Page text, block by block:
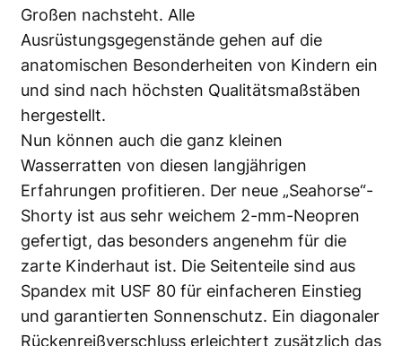
Großen nachsteht. Alle
Ausrüstungsgegenstände gehen auf die
anatomischen Besonderheiten von Kindern ein
und sind nach höchsten Qualitätsmaßstäben
hergestellt.
Nun können auch die ganz kleinen
Wasserratten von diesen langjährigen
Erfahrungen profitieren. Der neue „Seahorse“-
Shorty ist aus sehr weichem 2-mm-Neopren
gefertigt, das besonders angenehm für die
zarte Kinderhaut ist. Die Seitenteile sind aus
Spandex mit USF 80 für einfacheren Einstieg
und garantierten Sonnenschutz. Ein diagonaler
Rückenreißverschluss erleichtert zusätzlich das